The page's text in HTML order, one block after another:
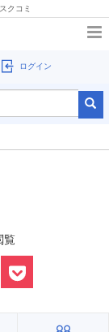
クコミ
ログイン
覧